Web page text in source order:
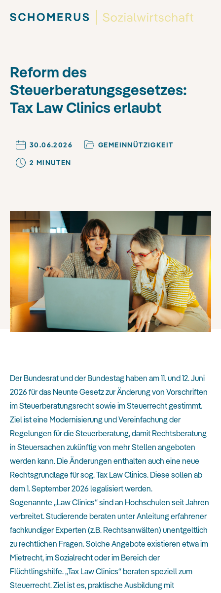
Reform des
Steuerberatungsgesetzes:
Tax Law Clinics erlaubt
30.06.2026
GEMEINNÜTZIGKEIT
2 MINUTEN
Der Bundesrat und der Bundestag haben am 11. und 12. Juni
2026 für das Neunte Gesetz zur Änderung von Vorschriften
im Steuerberatungsrecht sowie im Steuerrecht gestimmt.
Ziel ist eine Modernisierung und Vereinfachung der
Regelungen für die Steuerberatung, damit Rechtsberatung
in Steuersachen zukünftig von mehr Stellen angeboten
werden kann. Die Änderungen enthalten auch eine neue
Rechtsgrundlage für sog. Tax Law Clinics. Diese sollen ab
dem 1. September 2026 legalisiert werden.
Sogenannte „Law Clinics“ sind an Hochschulen seit Jahren
verbreitet. Studierende beraten unter Anleitung erfahrener
fachkundiger Experten (z.B. Rechtsanwälten) unentgeltlich
zu rechtlichen Fragen. Solche Angebote existieren etwa im
Mietrecht, im Sozialrecht oder im Bereich der
Flüchtlingshilfe. „Tax Law Clinics“ beraten speziell zum
Steuerrecht. Ziel ist es, praktische Ausbildung mit